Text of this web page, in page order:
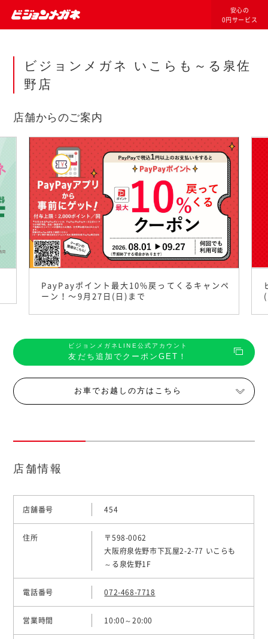
安心の
0円サービス
ビジョンメガネ いこらも～る泉佐
野店
店舗からのご案内
PayPayポイント最大10%戻ってくるキャンペ
ーン！〜9月27日(日)まで
ビジョンメガネLINE公式アカウント
友だち追加でクーポンGET！
お車でお越しの方はこちら
店舗情報
店舗番号 454
住所
〒598-0062
大阪府泉佐野市下瓦屋2-2-77 いこらも
～る泉佐野1F
電話番号 072-468-7718
営業時間 10:00～20:00